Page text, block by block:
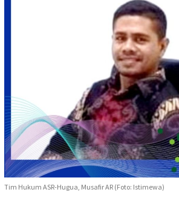
Tim Hukum ASR-Hugua, Musafir AR (Foto: Istimewa)